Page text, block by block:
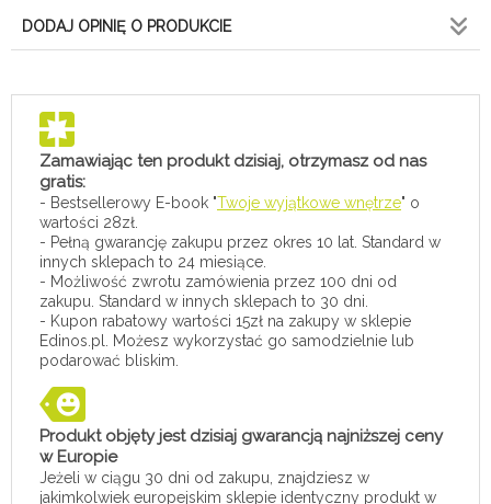
DODAJ OPINIĘ O PRODUKCIE
Zamawiając ten produkt dzisiaj, otrzymasz od nas
gratis:
- Bestsellerowy E-book "Twoje wyjątkowe wnętrze" o
wartości 28zł.
- Pełną gwarancję zakupu przez okres 10 lat. Standard w
innych sklepach to 24 miesiące.
- Możliwość zwrotu zamówienia przez 100 dni od
zakupu. Standard w innych sklepach to 30 dni.
- Kupon rabatowy wartości 15zł na zakupy w sklepie
Edinos.pl. Możesz wykorzystać go samodzielnie lub
podarować bliskim.
Produkt objęty jest dzisiaj gwarancją najniższej ceny
w Europie
Jeżeli w ciągu 30 dni od zakupu, znajdziesz w
jakimkolwiek europejskim sklepie identyczny produkt w